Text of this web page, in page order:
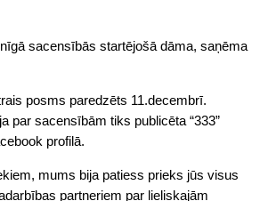
sacensībās startējošā dāma, saņēma
posms paredzēts 11.decembrī.
par sacensībām tiks publicēta “333”
profilā.
mums bija patiess prieks jūs visus
partneriem par lieliskajām